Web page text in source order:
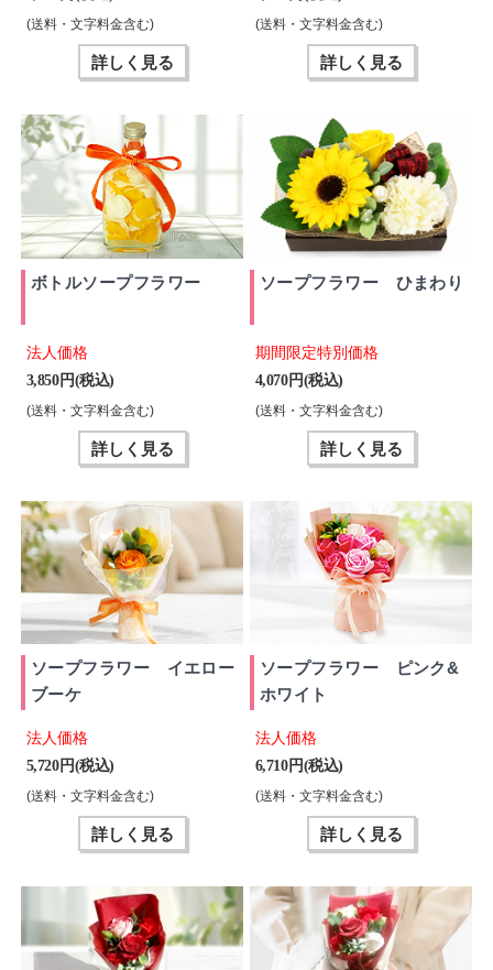
(送料・文字料金含む)
詳しく見る
(送料・文字料金含む)
詳しく見る
ボトルソープフラワー
法人価格
3,850 円(税込)
(送料・文字料金含む)
詳しく見る
ソープフラワー ひまわり
期間限定特別価格
4,070 円(税込)
(送料・文字料金含む)
詳しく見る
ソープフラワー イエロー
ブーケ
法人価格
5,720 円(税込)
(送料・文字料金含む)
詳しく見る
ソープフラワー ピンク&
ホワイト
法人価格
6,710 円(税込)
(送料・文字料金含む)
詳しく見る